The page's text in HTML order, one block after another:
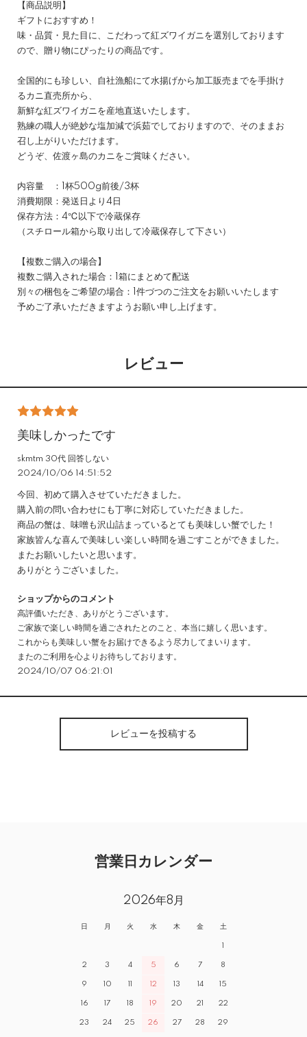
【商品説明】
ギフトにおすすめ！
味・品質・見た目に、こだわって紅ズワイガニを選別しております
ので、贈り物にぴったりの商品です。
全国的にも珍しい、自社漁船にて水揚げから加工販売までを手掛け
るカニ直売所から、
新鮮な紅ズワイガニを産地直送いたします。
熟練の職人が絶妙な塩加減で浜茹でしておりますので、そのままお
召し上がりいただけます。
どうぞ、佐渡ヶ島のカニをご賞味ください。
内容量 ：1杯500g前後/3杯
消費期限：発送日より4日
保存方法：4℃以下で冷蔵保存
（スチロール箱から取り出して冷蔵保存して下さい）
【複数ご購入の場合】
複数ご購入された場合：1箱にまとめて配送
別々の梱包をご希望の場合：1件づつのご注文をお願いいたします
予めご了承いただきますようお願い申し上げます。
レビュー
美味しかったです
skmtm 30代 回答しない
2024/10/06 14:51:52
今回、初めて購入させていただきました。
購入前の問い合わせにも丁寧に対応していただきました。
商品の蟹は、味噌も沢山詰まっているとても美味しい蟹でした！
家族皆んな喜んで美味しい楽しい時間を過ごすことができました。
またお願いしたいと思います。
ありがとうございました。
ショップからのコメント
高評価いただき、ありがとうございます。
ご家族で楽しい時間を過ごされたとのこと、本当に嬉しく思います。
これからも美味しい蟹をお届けできるよう尽力してまいります。
またのご利用を心よりお待ちしております。
2024/10/07 06:21:01
レビューを投稿する
営業日カレンダー
2026年8月
日 月 火 水 木 金 土
1
2 3 4 5 6 7 8
9 10 11 12 13 14 15
16 17 18 19 20 21 22
23 24 25 26 27 28 29